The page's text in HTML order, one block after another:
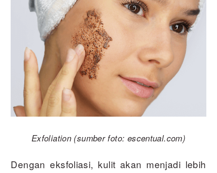
Exfoliation (sumber foto: escentual.com)
Dengan eksfoliasi, kulit akan menjadi lebih